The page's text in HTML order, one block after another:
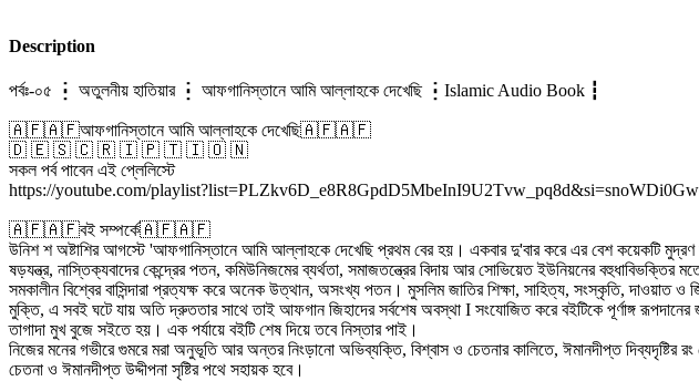
Description
পর্বঃ-০৫ ┇ অতুলনীয় হাতিয়ার ┇ আফগানিস্তানে আমি আল্লাহকে দেখেছি ┇Islamic Audio Book ┇
🇦🇫🇦🇫আফগানিস্তানে আমি আল্লাহকে দেখেছি🇦🇫🇦🇫
🇩 🇪 🇸 🇨 🇷 🇮 🇵 🇹 🇮 🇴 🇳
সকল পর্ব পাবেন এই প্লেলিস্টে
https://youtube.com/
🇦🇫🇦🇫বই সম্পর্কে🇦🇫🇦🇫
উনিশ শ অষ্টাশির আগস্টে 'আফগানিস্তানে আমি আল্লাহকে দেখেছি প্রথম বের হয়। একবার দু'বার করে এর বেশ কয়েকটি মুদ্রণ
ষড়যন্ত্র, নাস্তিক্যবাদের কেন্দ্রের পতন, কমিউনিজমের ব্যর্থতা, সমাজতন্ত্রের বিদায় আর সোভিয়েত ইউনিয়নের বহুধাবিভক্তির
সমকালীন বিশ্বের বাসিন্দারা প্রত্যক্ষ করে অনেক উত্থান, অসংখ্য পতন। মুসলিম জাতির শিক্ষা, সাহিত্য, সংস্কৃতি, দাওয়াত ও
মুক্তি, এ সবই ঘটে যায় অতি দ্রুততার সাথে তাই আফগান জিহাদের সর্বশেষ অবস্থা I সংযোজিত করে বইটিকে পূর্ণাঙ্গ
তাগাদা মুখ বুজে সইতে হয়। এক পর্যায়ে বইটি শেষ দিয়ে তবে নিস্তার পাই।
নিজের মনের গভীরে গুমরে মরা অনুভূতি আর অন্তর নিংড়ানো অভিব্যক্তি, বিশ্বাস ও চেতনার কালিতে, ঈমানদীপ্ত দিব্যদৃষ্টির
চেতনা ও ঈমানদীপ্ত উদ্দীপনা সৃষ্টির পথে সহায়ক হবে।